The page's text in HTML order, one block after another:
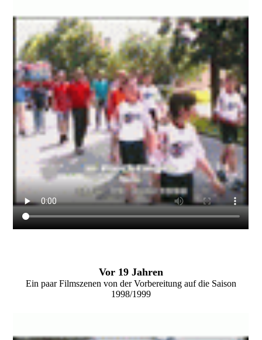
Vor 19 Jahren
Ein paar Filmszenen von der Vorbereitung auf die Saison
1998/1999